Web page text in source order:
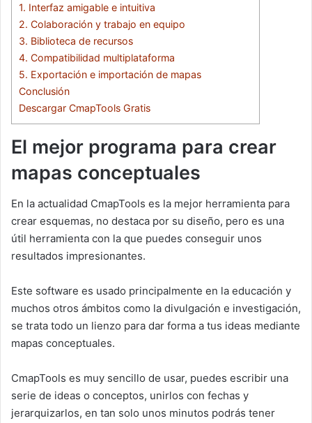
1. Interfaz amigable e intuitiva
2. Colaboración y trabajo en equipo
3. Biblioteca de recursos
4. Compatibilidad multiplataforma
5. Exportación e importación de mapas
Conclusión
Descargar CmapTools Gratis
El mejor programa para crear
mapas conceptuales
En la actualidad CmapTools es la mejor herramienta para
crear esquemas, no destaca por su diseño, pero es una
útil herramienta con la que puedes conseguir unos
resultados impresionantes.
Este software es usado principalmente en la educación y
muchos otros ámbitos como la divulgación e investigación,
se trata todo un lienzo para dar forma a tus ideas mediante
mapas conceptuales.
CmapTools es muy sencillo de usar, puedes escribir una
serie de ideas o conceptos, unirlos con fechas y
jerarquizarlos, en tan solo unos minutos podrás tener